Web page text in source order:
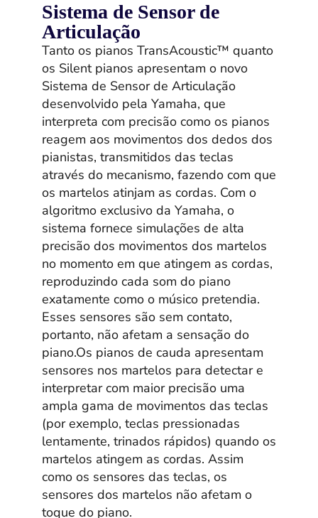
Sistema de Sensor de
Articulação
Tanto os pianos TransAcoustic™ quanto
os Silent pianos apresentam o novo
Sistema de Sensor de Articulação
desenvolvido pela Yamaha, que
interpreta com precisão como os pianos
reagem aos movimentos dos dedos dos
pianistas, transmitidos das teclas
através do mecanismo, fazendo com que
os martelos atinjam as cordas. Com o
algoritmo exclusivo da Yamaha, o
sistema fornece simulações de alta
precisão dos movimentos dos martelos
no momento em que atingem as cordas,
reproduzindo cada som do piano
exatamente como o músico pretendia.
Esses sensores são sem contato,
portanto, não afetam a sensação do
piano.Os pianos de cauda apresentam
sensores nos martelos para detectar e
interpretar com maior precisão uma
ampla gama de movimentos das teclas
(por exemplo, teclas pressionadas
lentamente, trinados rápidos) quando os
martelos atingem as cordas. Assim
como os sensores das teclas, os
sensores dos martelos não afetam o
toque do piano.